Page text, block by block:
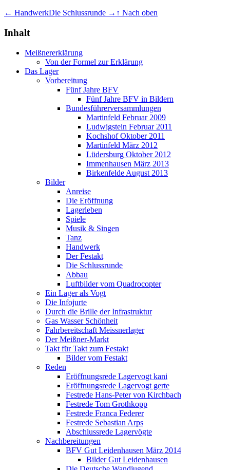
← HandwerkDie Schlussrunde → ↑ Nach oben
Inhalt
Meißnererklärung
Von der Formel zur Erklärung
Das Lager
Vorbereitung
Fünf Jahre BFV
Fünf Jahre BFV in Bildern
Bundesführerversammlungen
Martinfeld Februar 2009
Ludwigstein Februar 2011
Kochshof Oktober 2011
Martinfeld März 2012
Lüdersburg Oktober 2012
Immenhausen März 2013
Birkenfelde August 2013
Bilder
Anreise
Die Eröffnung
Lagerleben
Spiele
Musik & Singen
Tanz
Handwerk
Der Festakt
Die Schlussrunde
Abbau
Luftbilder vom Quadrocopter
Ein Lager als Vogt
Die Infojurte
Durch die Brille der Infrastruktur
Gas Wasser Schönheit
Fahrbereitschaft Meissnerlager
Der Meißner-Markt
Takt für Takt zum Festakt
Bilder vom Festakt
Reden
Eröffnungsrede Lagervogt kani
Eröffnungsrede Lagervogt gerte
Festrede Hans-Peter von Kirchbach
Festrede Tom Grothkopp
Festrede Franca Federer
Festrede Sebastian Arps
Abschlussrede Lagervögte
Nachbereitungen
BFV Gut Leidenhausen März 2014
Bilder Gut Leidenhausen